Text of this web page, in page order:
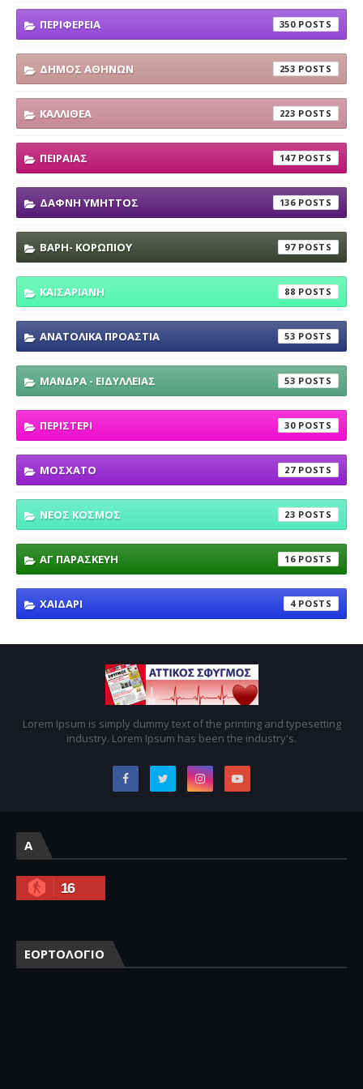
ΠΕΡΙΦΕΡΕΙΑ 350
ΔΗΜΟΣ ΑΘΗΝΩΝ 253
ΚΑΛΛΙΘΕΑ 223
ΠΕΙΡΑΙΑΣ 147
ΔΑΦΝΗ ΥΜΗΤΤΟΣ 136
ΒΑΡΗ- ΚΟΡΩΠΙΟΥ 97
ΚΑΙΣΑΡΙΑΝΗ 88
ΑΝΑΤΟΛΙΚΑ ΠΡΟΑΣΤΙΑ 53
ΜΑΝΔΡΑ - ΕΙΔΥΛΛΕΙΑΣ 53
ΠΕΡΙΣΤΕΡΙ 30
ΜΟΣΧΑΤΟ 27
ΝΕΟΣ ΚΟΣΜΟΣ 23
ΑΓ ΠΑΡΑΣΚΕΥΗ 16
ΧΑΙΔΑΡΙ 4
Lorem Ipsum is simply dummy text of the printing and typesetting
industry. Lorem Ipsum has been the industry's.
A
16
ΕΟΡΤΟΛΟΓΙΟ